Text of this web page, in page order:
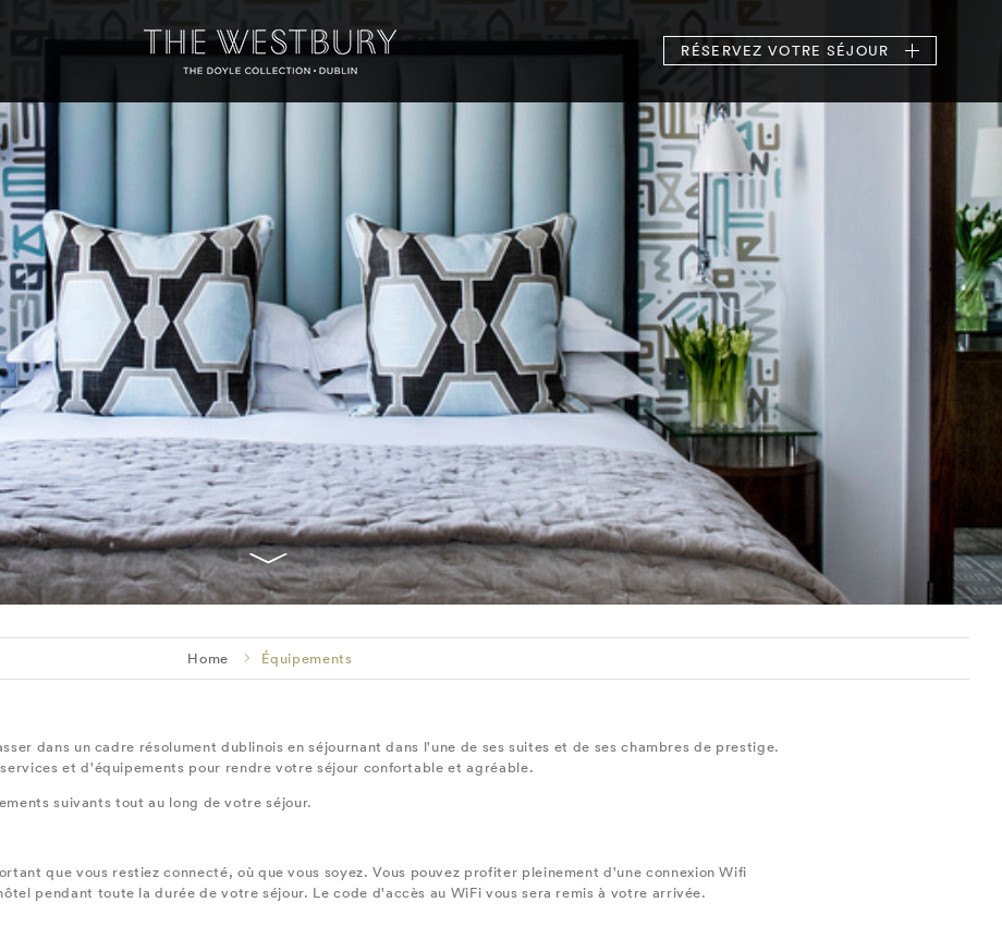
RÉSERVEZVOTRE SÉJOUR
Home Équipements
dans un cadre résolument dublinois en séjournant dans l'une de ses suites et de ses chambres de prestige.
et d'équipements pour rendre votre séjour confortable et agréable.
suivants tout au long de votre séjour.
que vous restiez connecté, où que vous soyez. Vous pouvez profiter pleinement d'une connexion Wifi
pendant toute la durée de votre séjour. Le code d'accès au WiFi vous sera remis à votre arrivée.